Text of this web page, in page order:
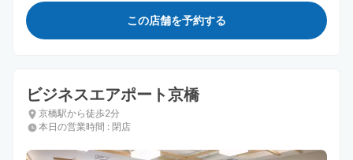
この店舗を予約する
ビジネスエアポート京橋
京橋駅から徒歩2分
本日の営業時間 : 閉店